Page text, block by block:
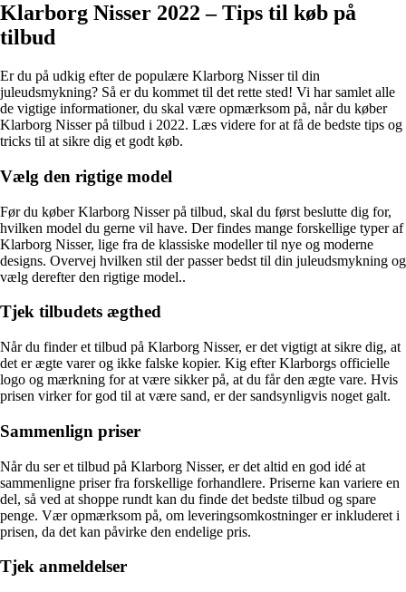
Klarborg Nisser 2022 – Tips til køb på
tilbud
Er du på udkig efter de populære Klarborg Nisser til din
juleudsmykning? Så er du kommet til det rette sted! Vi har samlet alle
de vigtige informationer, du skal være opmærksom på, når du køber
Klarborg Nisser på tilbud i 2022. Læs videre for at få de bedste tips og
tricks til at sikre dig et godt køb.
Vælg den rigtige model
Før du køber Klarborg Nisser på tilbud, skal du først beslutte dig for,
hvilken model du gerne vil have. Der findes mange forskellige typer af
Klarborg Nisser, lige fra de klassiske modeller til nye og moderne
designs. Overvej hvilken stil der passer bedst til din juleudsmykning og
vælg derefter den rigtige model..
Tjek tilbudets ægthed
Når du finder et tilbud på Klarborg Nisser, er det vigtigt at sikre dig, at
det er ægte varer og ikke falske kopier. Kig efter Klarborgs officielle
logo og mærkning for at være sikker på, at du får den ægte vare. Hvis
prisen virker for god til at være sand, er der sandsynligvis noget galt.
Sammenlign priser
Når du ser et tilbud på Klarborg Nisser, er det altid en god idé at
sammenligne priser fra forskellige forhandlere. Priserne kan variere en
del, så ved at shoppe rundt kan du finde det bedste tilbud og spare
penge. Vær opmærksom på, om leveringsomkostninger er inkluderet i
prisen, da det kan påvirke den endelige pris.
Tjek anmeldelser